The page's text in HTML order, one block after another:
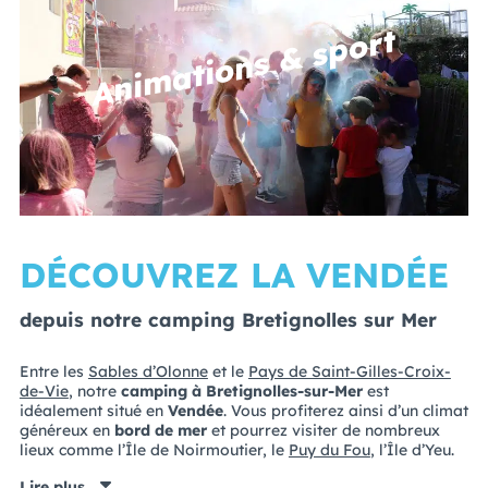
Animations & sport
DÉCOUVREZ LA VENDÉE
depuis notre camping Bretignolles sur Mer
Entre les Sables d’Olonneet le Pays de Saint-Gilles-Croix-
de-Vie, notre camping à Bretignolles-sur-Merest
idéalement situé en Vendée. Vous profiterez ainsi d’un climat
généreux en bord de meret pourrez visiter de nombreux
lieux comme l’Île de Noirmoutier, le Puy du Fou, l’Île d’Yeu.